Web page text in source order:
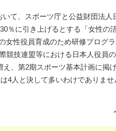
て、スポーツ庁と公益財団法人
％に引き上げるとする「女性の
女性役員育成のため研修プログ
競技連盟等における日本人役員
、第2期スポーツ基本計画に掲
4人と決して多いわけでありま